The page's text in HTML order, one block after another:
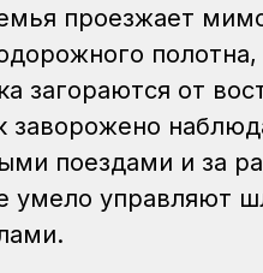
проезжает
полотна,
загораются от
заворожено
поездами и за
умело управляют